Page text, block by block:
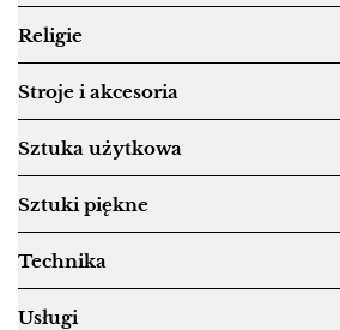
Religie
Stroje i akcesoria
Sztuka użytkowa
Sztuki piękne
Technika
Usługi